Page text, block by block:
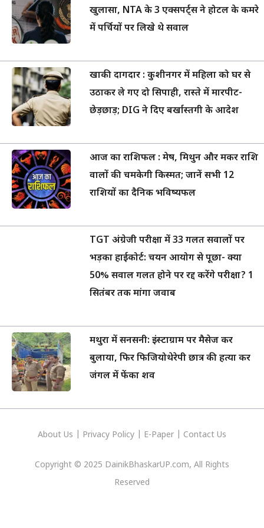
खुलासा, NTA के 3 एक्सपर्ट्स ने होटल के कमरे
में पर्चियों पर लिखे थे सवाल
खाकी दागदार : कुशीनगर में महिला को घर से
उठाकर ले गए दो सिपाही, रास्ते में मारपीट-
छेड़छाड़; DIG ने दिए बर्खास्तगी के आदेश
आज का राशिफल : मेष, मिथुन और मकर राशि
वालों की चमकेगी किस्मत; जानें सभी 12
राशियों का दैनिक भविष्यफल
TGT अंग्रेजी परीक्षा में 33 गलत सवालों पर
भड़का हाईकोर्ट: चयन आयोग से पूछा- क्या
50% सवाल गलत होने पर रद्द करेंगे परीक्षा? 1
सितंबर तक मांगा जवाब
मथुरा में सनसनी: इंस्टाग्राम पर मैसेज कर
बुलाया, फिर फिजियोथेरेपी छात्र की हत्या कर
जंगल में फेंका शव
About Us Privacy Policy E-Paper Contact Us
Copyright © 2025 DainikBhaskarUP.com, All Rights
Reserved